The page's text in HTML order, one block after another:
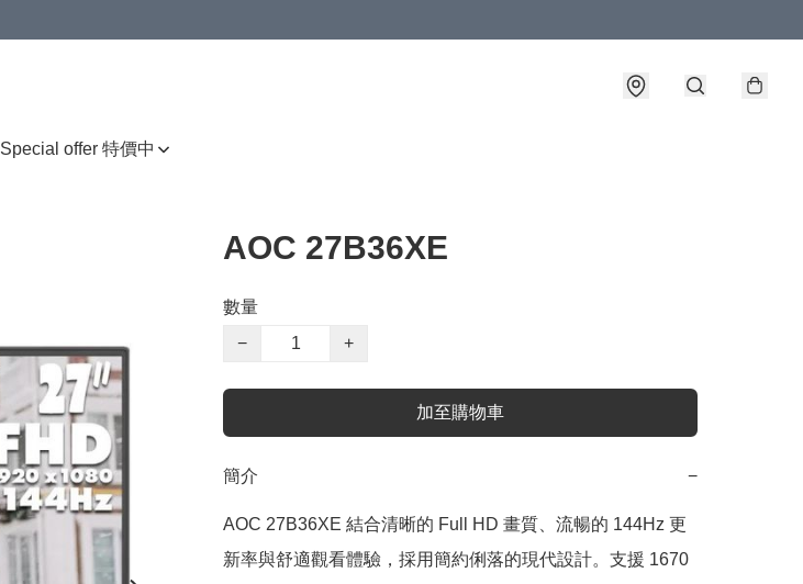
Special offer 特價中
AOC 27B36XE
數量
−
+
加至購物車
簡介 −
AOC 27B36XE 結合清晰的 Full HD 畫質、流暢的 144Hz 更
新率與舒適觀看體驗，採用簡約俐落的現代設計。支援 1670